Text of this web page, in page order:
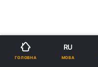
ГОЛОВНА
RU
МОВА